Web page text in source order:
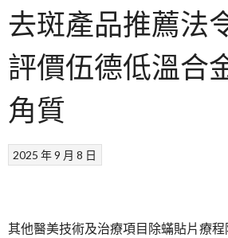
去斑產品推薦法
評價伍德低溫合
角質
2025 年 9 月 8 日
其他醫美技術及治療項目除蟎貼片療